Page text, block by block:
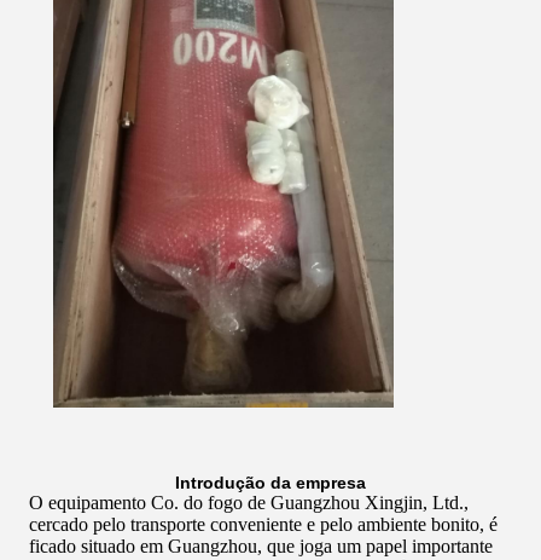
Introdução da empresa
O equipamento Co. do fogo de Guangzhou Xingjin, Ltd.,
cercado pelo transporte conveniente e pelo ambiente bonito, é
ficado situado em Guangzhou, que joga um papel importante